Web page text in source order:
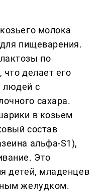
молока
для пищеварения.
по
делает его
людей с
сахара.
в козьем
состав
альфа-S1),
Это
детей, младенцев
желудком.